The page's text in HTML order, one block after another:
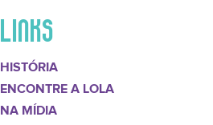
LINKS
HISTÓRIA
ENCONTRE A LOLA
NA MÍDIA